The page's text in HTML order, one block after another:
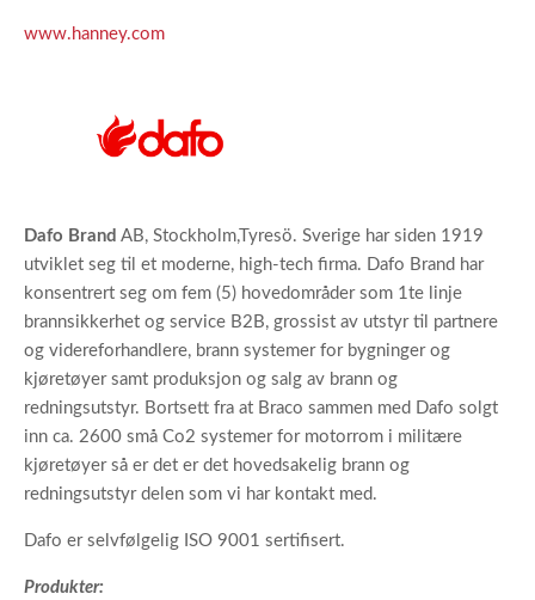
www.hanney.com
Dafo Brand AB, Stockholm,Tyresö. Sverige har siden 1919
utviklet seg til et moderne, high-tech firma. Dafo Brand har
konsentrert seg om fem (5) hovedområder som 1te linje
brannsikkerhet og service B2B, grossist av utstyr til partnere
og videreforhandlere, brann systemer for bygninger og
kjøretøyer samt produksjon og salg av brann og
redningsutstyr. Bortsett fra at Braco sammen med Dafo solgt
inn ca. 2600 små Co2 systemer for motorrom i militære
kjøretøyer så er det er det hovedsakelig brann og
redningsutstyr delen som vi har kontakt med.
Dafo er selvfølgelig ISO 9001 sertifisert.
Produkter: